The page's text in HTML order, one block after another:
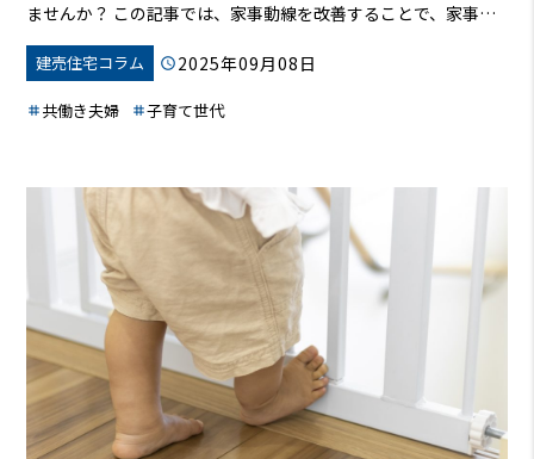
ませんか？ この記事では、家事動線を改善することで、家事の
負担を劇的に減らし、あなたと家族が笑顔になれる、そんな理
想の暮らしを実現する方法をご紹介します。間取りのポイント
から、すぐに役立つ具体的な事例まで、あなたの家事の悩みを
建売住宅コラム 2025年09月08日
共働き夫婦 子育て世代